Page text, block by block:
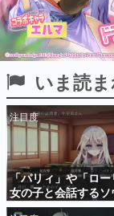
ピック
電ファミのいま読
アプリセール情報
インタビュー
いま読
注目度
「パリィ」や「ロ
女の子と会話する
恋愛ゲーム『小早